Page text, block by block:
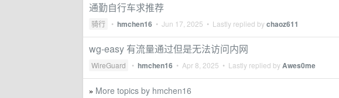
通勤自行车求推荐
骑行 • hmchen16 • Jun 17, 2025 • Lastly replied bychaoz611
wg-easy 有流量通过但是无法访问内网
WireGuard • hmchen16 • Apr 8, 2025 • Lastly replied byAwes0me
» More topics by hmchen16